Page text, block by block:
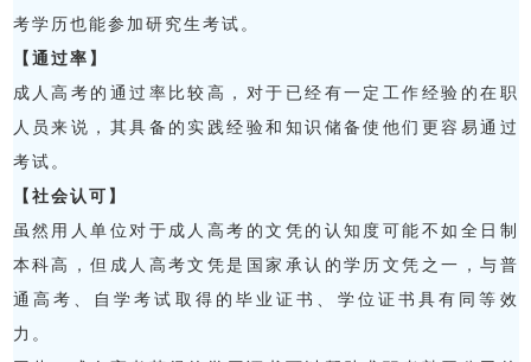
考学历也能参加研究生考试。
【通过率】
成人高考的通过率比较高，对于已经有一定工作经验的在职
人员来说，其具备的实践经验和知识储备使他们更容易通过
考试。
【社会认可】
虽然用人单位对于成人高考的文凭的认知度可能不如全日制
本科高，但成人高考文凭是国家承认的学历文凭之一，与普
通高考、自学考试取得的毕业证书、学位证书具有同等效
力。